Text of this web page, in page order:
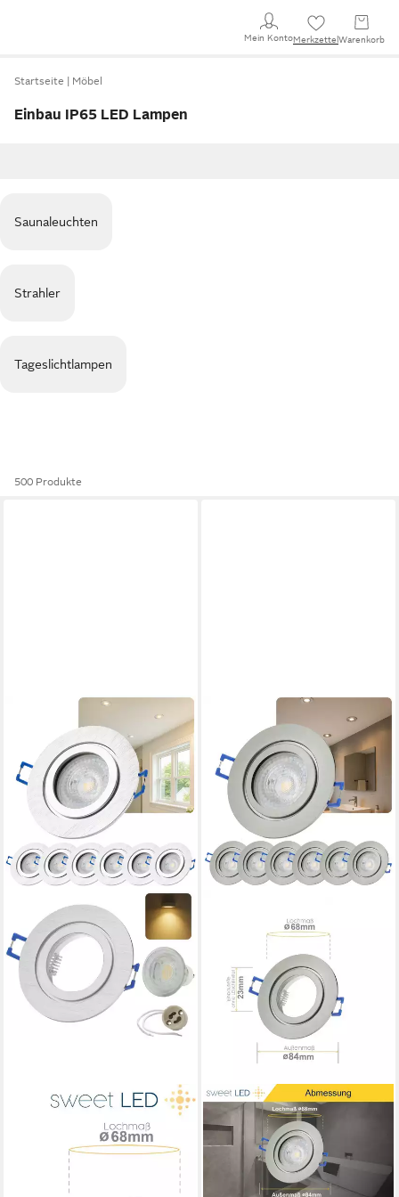
Mein KontoMerkzettel Warenkorb
Startseite Möbel
Einbau IP65 LED Lampen
Saunaleuchten
Strahler
Tageslichtlampen
500 Produkte
SWEET LED
LED Einbaustrahler 6er Set
IP44 Bad Aluminium GU10
7W LED Spots 230V Alu-
gebürstet, Leuchtmittel
SWEET LED
LED Einbaustrahler 6er Set
IP44 Feuchtraum
Deckenspots chrom-
gebürstet mit GU10 7W,